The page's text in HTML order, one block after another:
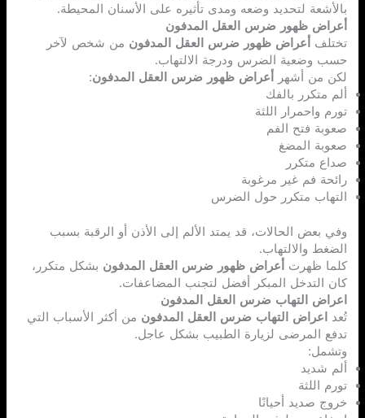
بالأشعة لتحديد وضعه ومدى تأثيره على الأسنان المحيطة.
أعراض ظهور ضرس العقل المدفون
تختلف
أعراض ظهور ضرس العقل المدفون من شخص لآخر
حسب وضعية الضرس ودرجة الالتهاب.
لكن من أشهر
أعراض ظهور ضرس العقل المدفون:
ألم متكرر بالفك
تورم واحمرار اللثة
صعوبة فتح الفم
صعوبة المضغ
صداع متكرر
رائحة فم غير مرغوبة
التهاب متكرر حول الضرس
وفي بعض الحالات، قد يمتد الألم إلى الأذن أو الرقبة بسبب
الضغط والالتهاب.
كلما ظهرت
أعراض ظهور ضرس العقل المدفون بشكل متكرر،
كان التدخل المبكر أفضل لتجنب المضاعفات.
اعراض التهاب ضرس العقل المدفون
تُعد
اعراض التهاب ضرس العقل المدفون من أكثر الأسباب التي
تدفع المرضى لزيارة الطبيب بشكل عاجل.
وتشمل:
ألم شديد
تورم اللثة
خروج صديد أحيانًا